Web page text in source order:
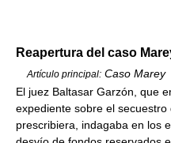
Reapertura del caso
Artículo principal: Caso Marey
El juez Baltasar Garzón, que
expediente sobre el
prescribiera, indagaba en los